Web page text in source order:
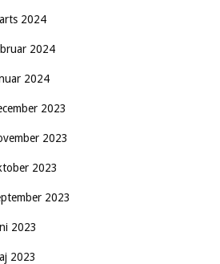
2024
2024
2024
2023
2023
2023
2023
2023
2023